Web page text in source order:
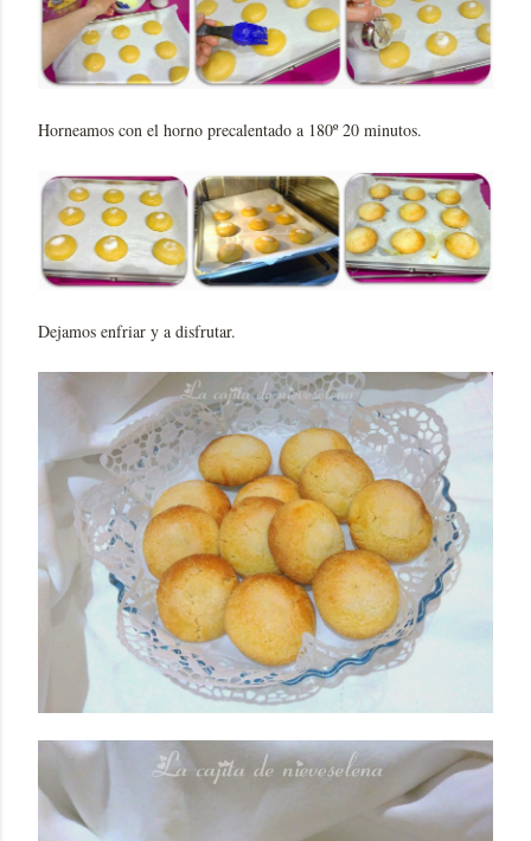
Horneamos con el horno precalentado a 180º 20 minutos.
Dejamos enfriar y a disfrutar.